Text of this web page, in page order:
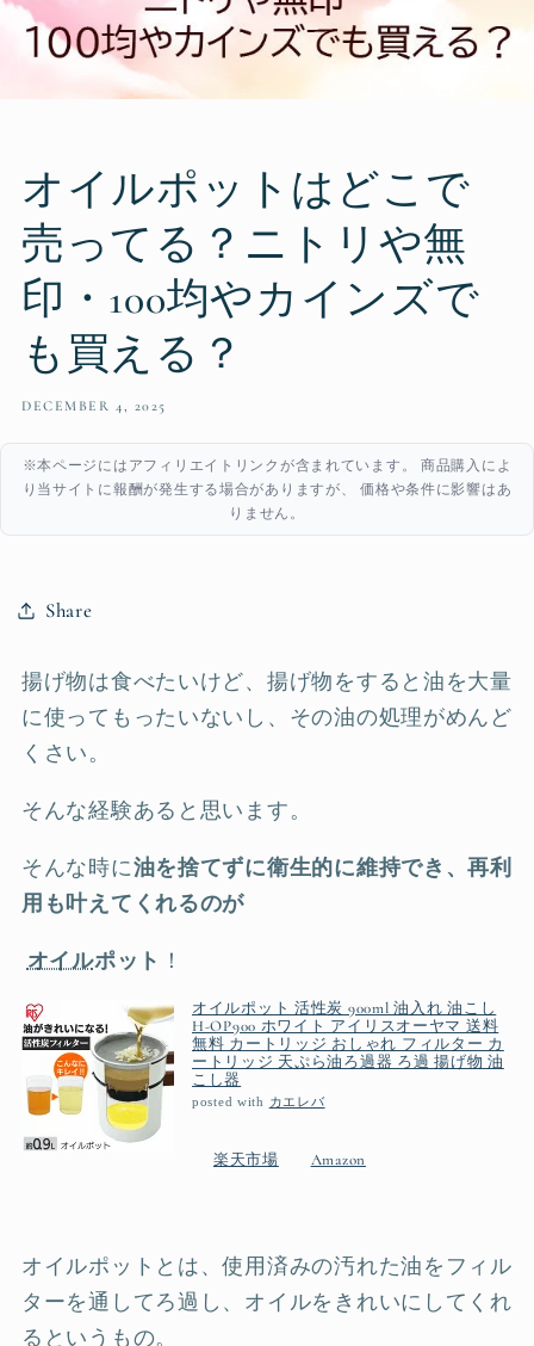
オイルポットはどこで
売ってる？ニトリや無
印・100均やカインズで
も買える？
DECEMBER 4, 2025
※本ページにはアフィリエイトリンクが含まれています。 商品購入によ
り当サイトに報酬が発生する場合がありますが、 価格や条件に影響はあ
りません。
Share
揚げ物は食べたいけど、揚げ物をすると油を大量
に使ってもったいないし、その油の処理がめんど
くさい。
そんな経験あると思います。
そんな時に油を捨てずに衛生的に維持でき、再利
用も叶えてくれるのが
オイルポット ！
オイルポット 活性炭 900ml 油入れ 油こし
H-OP900 ホワイト アイリスオーヤマ 送料
無料 カートリッジ おしゃれ フィルター カ
ートリッジ 天ぷら油ろ過器 ろ過 揚げ物 油
こし器
posted with カエレバ
楽天市場 Amazon
オイルポットとは、使用済みの汚れた油をフィル
ターを通してろ過し、オイルをきれいにしてくれ
るというもの。